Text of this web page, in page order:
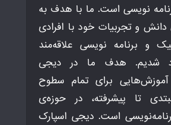
نویسی است. ما با هدف به
و تجربیات خود با افرادی
و برنامه نویسی علاقه‌مند
شدیم. هدف ما در دیجی
آموزش‌هایی برای تمام سطوح
تا پیشرفته، در حوزه‌ی
است. دیجی اسپارک